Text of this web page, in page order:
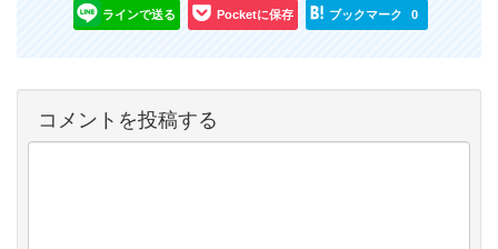
ラインで送る Pocketに保存 ブックマーク 0
コメントを投稿する